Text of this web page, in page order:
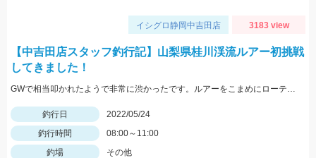
イシグロ静岡中吉田店 3183 view
【中吉田店スタッフ釣行記】山梨県桂川渓流ルアー初挑戦
してきました！
GWで相当叩かれたようで非常に渋かったです。ルアーをこまめにローテーションして何とかニジマスに出会えました。
釣行日
2022/05/24
釣行時間
08:00～11:00
釣場
その他